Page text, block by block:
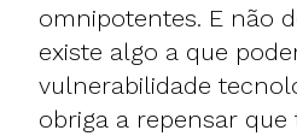
omnipotentes. E não
existe algo a que
vulnerabilidade
obriga a repensar que